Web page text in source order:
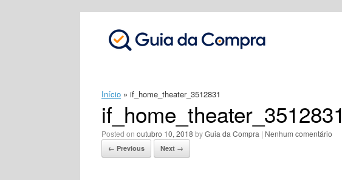
Início » if_home_theater_3512831
if_home_theater_3512831
Posted on outubro 10, 2018 byGuia da Compra | Nenhum comentário
← Previous Next →